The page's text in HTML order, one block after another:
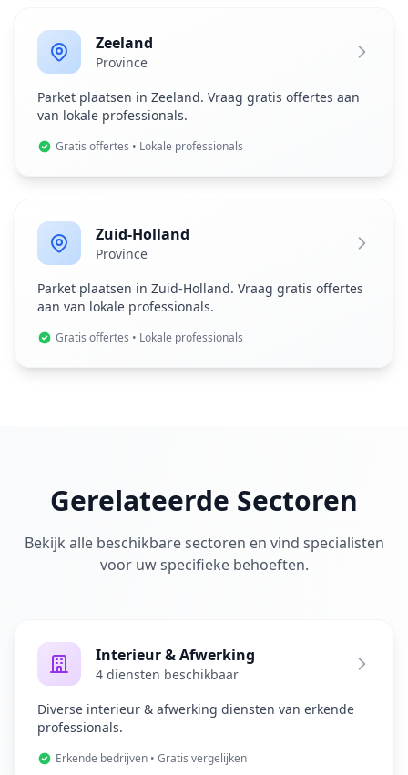
Zeeland
Province
Parket plaatsen in Zeeland. Vraag gratis offertes aan
van lokale professionals.
Gratis offertes • Lokale professionals
Zuid-Holland
Province
Parket plaatsen in Zuid-Holland. Vraag gratis offertes
aan van lokale professionals.
Gratis offertes • Lokale professionals
Gerelateerde Sectoren
Bekijk alle beschikbare sectoren en vind specialisten
voor uw specifieke behoeften.
Interieur & Afwerking
4 diensten beschikbaar
Diverse interieur & afwerking diensten van erkende
professionals.
Erkende bedrijven • Gratis vergelijken